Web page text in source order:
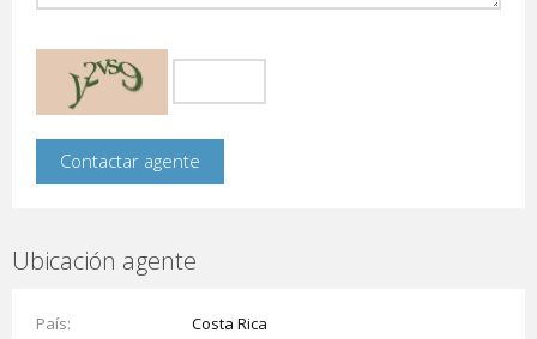
Ubicación agente
País
Costa Rica